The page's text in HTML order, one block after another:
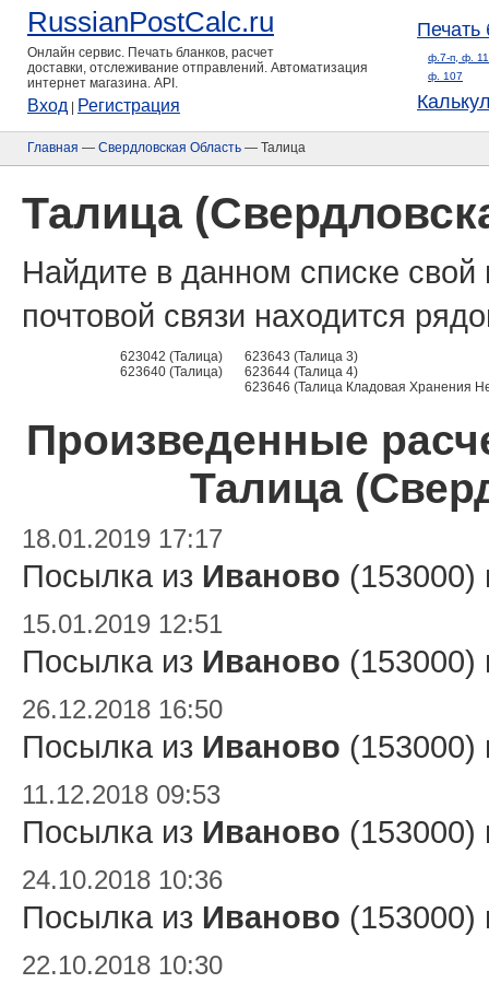
RussianPostCalc.ru
Онлайн сервис. Печать бланков, расчет
доставки, отслеживание отправлений. Автоматизация
интернет магазина. API.
Вход Регистрация
Печать
ф.7-п, ф.
ф. 107
Главная — Свердловская Область — Талица
Талица
Найдите в данном списке
почтовой связи находится
623042 (Талица)
623640 (Талица)
623643 (Талица 3)
623644 (Талица 4)
623646 (Талица Кладовая Хранения
Произведенные
Талица
18.01.2019 17:17
Посылка из Иваново
15.01.2019 12:51
Посылка из Иваново
26.12.2018 16:50
Посылка из Иваново
11.12.2018 09:53
Посылка из Иваново
24.10.2018 10:36
Посылка из Иваново
22.10.2018 10:30